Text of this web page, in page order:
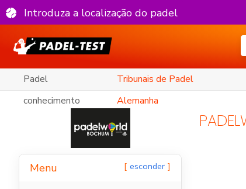
Introduza a localização do padel
Padel
conhecimento
Tribunais de Padel
Alemanha
Menu esconder